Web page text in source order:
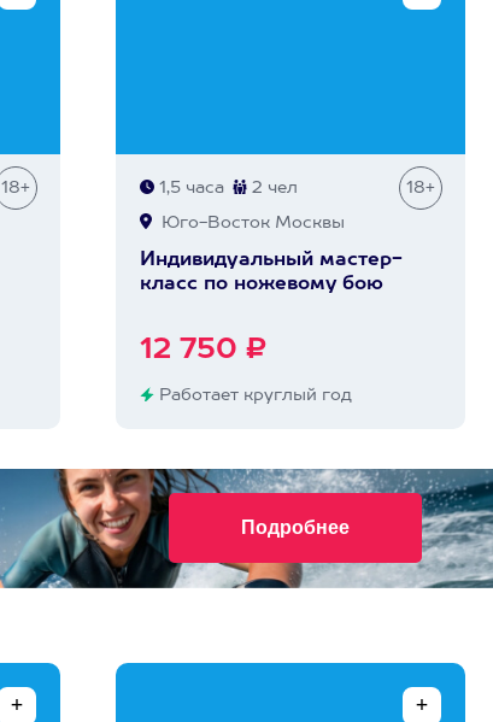
18+ 1,5 часа 2 чел 18+
Юго-Восток Москвы
Индивидуальный мастер-
класс по ножевому бою
12 750 ₽
Работает круглый год